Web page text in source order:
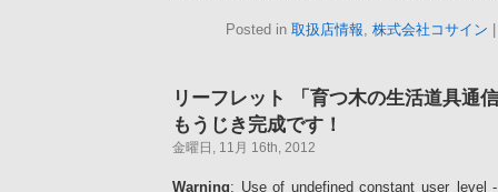
Posted in 取扱店情報, 株式会社コサイン
リーフレット 「育つ木の生活道具通
もうじき完成です！
金曜日, 11月 16th, 2012
Warning: Use of undefined constant user_level